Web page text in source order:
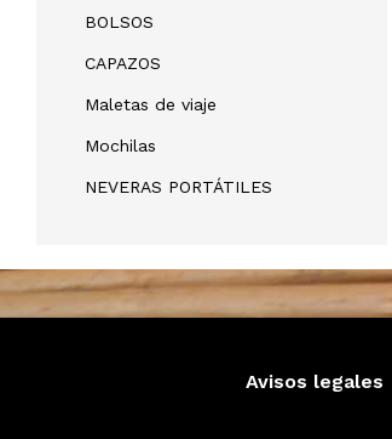
BOLSOS
CAPAZOS
Maletas de viaje
Mochilas
NEVERAS PORTÁTILES
Avisos legales